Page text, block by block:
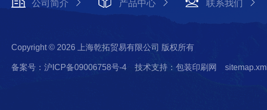
公司简介 产品中心 联系我们
Copyright © 2026 上海乾拓贸易有限公司 版权所有
备案号：沪ICP备09006758号-4 技术支持：包装印刷网 sitemap.xml